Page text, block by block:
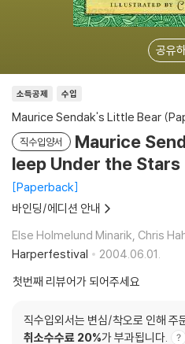
공유
소득공제 수입
Maurice Sendak's Little Bear
직수입양서
Maurice
leep Under the Stars
Paperback
바인딩/에디션 안내
Else Holmelund Minarik, Chris
Harperfestival
2004.06.01.
첫번째 리뷰어가 되어주세요
직수입외서는 변심/착오로 인해 주
취소수수료 20%가 부과됩니다.